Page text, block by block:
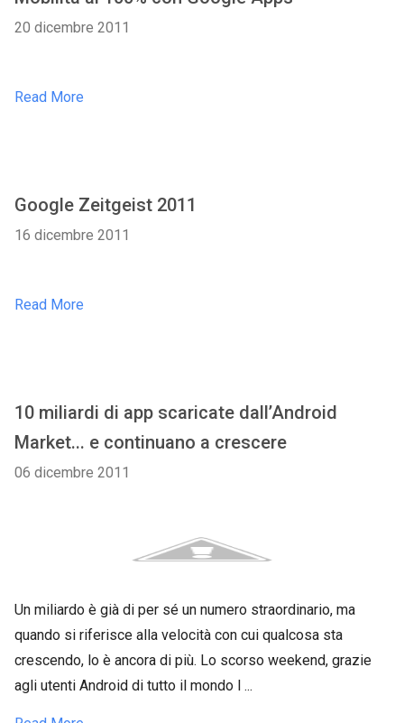
20 dicembre 2011
Read More
Google Zeitgeist 2011
16 dicembre 2011
Read More
10 miliardi di app scaricate dall’Android
Market... e continuano a crescere
06 dicembre 2011
Un miliardo è già di per sé un numero straordinario, ma
quando si riferisce alla velocità con cui qualcosa sta
crescendo, lo è ancora di più. Lo scorso weekend, grazie
agli utenti Android di tutto il mondo l ...